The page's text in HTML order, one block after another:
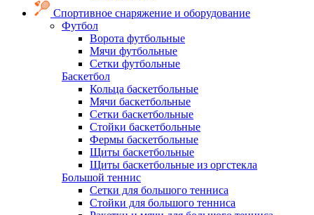
Спортивное снаряжение и оборудование
Футбол
Ворота футбольные
Мячи футбольные
Сетки футбольные
Баскетбол
Кольца баскетбольные
Мячи баскетбольные
Сетки баскетбольные
Стойки баскетбольные
Фермы баскетбольные
Щиты баскетбольные
Щиты баскетбольные из оргстекла
Большой теннис
Сетки для большого тенниса
Стойки для большого тенниса